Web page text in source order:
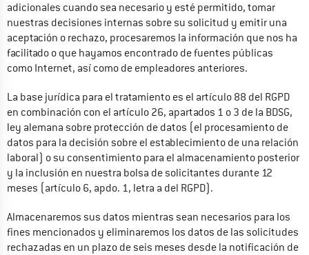
adicionales cuando sea necesario y esté permitido, tomar
nuestras decisiones internas sobre su solicitud y emitir una
aceptación o rechazo, procesaremos la información que nos ha
facilitado o que hayamos encontrado de fuentes públicas
como Internet, así como de empleadores anteriores.
La base jurídica para el tratamiento es el artículo 88 del RGPD
en combinación con el artículo 26, apartados 1 o 3 de la BDSG,
ley alemana sobre protección de datos (el procesamiento de
datos para la decisión sobre el establecimiento de una relación
laboral) o su consentimiento para el almacenamiento posterior
y la inclusión en nuestra bolsa de solicitantes durante 12
meses (artículo 6, apdo. 1, letra a del RGPD).
Almacenaremos sus datos mientras sean necesarios para los
fines mencionados y eliminaremos los datos de las solicitudes
rechazadas en un plazo de seis meses desde la notificación de